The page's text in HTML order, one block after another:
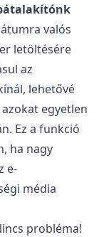
valós
letöltésére
az
lehetővé
egyetlen
Ez a funkció
ha nagy
e-
média
probléma!